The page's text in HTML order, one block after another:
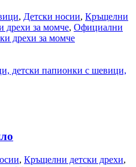
, Детски носии, Кръщелни
дрехи за момче, Официални
дрехи за момче
, Кръщелни детски дрехи,